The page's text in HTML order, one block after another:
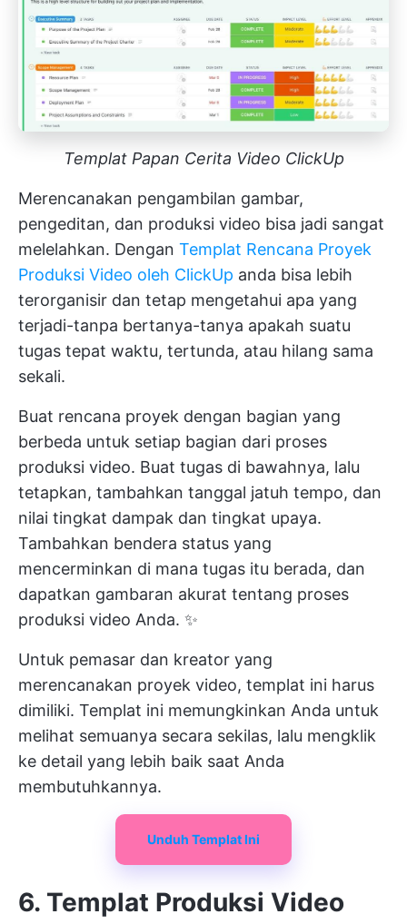
Templat Papan Cerita Video ClickUp
Merencanakan pengambilan gambar,
pengeditan, dan produksi video bisa jadi sangat
melelahkan. Dengan Templat Rencana Proyek
Produksi Video oleh ClickUp anda bisa lebih
terorganisir dan tetap mengetahui apa yang
terjadi-tanpa bertanya-tanya apakah suatu
tugas tepat waktu, tertunda, atau hilang sama
sekali.
Buat rencana proyek dengan bagian yang
berbeda untuk setiap bagian dari proses
produksi video. Buat tugas di bawahnya, lalu
tetapkan, tambahkan tanggal jatuh tempo, dan
nilai tingkat dampak dan tingkat upaya.
Tambahkan bendera status yang
mencerminkan di mana tugas itu berada, dan
dapatkan gambaran akurat tentang proses
produksi video Anda. ✨
Untuk pemasar dan kreator yang
merencanakan proyek video, templat ini harus
dimiliki. Templat ini memungkinkan Anda untuk
melihat semuanya secara sekilas, lalu mengklik
ke detail yang lebih baik saat Anda
membutuhkannya.
Unduh Templat Ini
6. Templat Produksi Video